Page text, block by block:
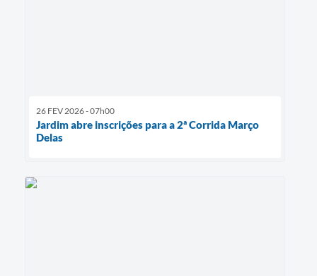
26 FEV 2026 - 07h00
Jardim abre inscrições para a 2ª Corrida Março
Delas